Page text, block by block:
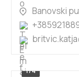
Banovski
1/4